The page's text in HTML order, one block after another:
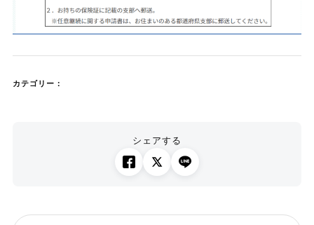
カテゴリー：
シェアする